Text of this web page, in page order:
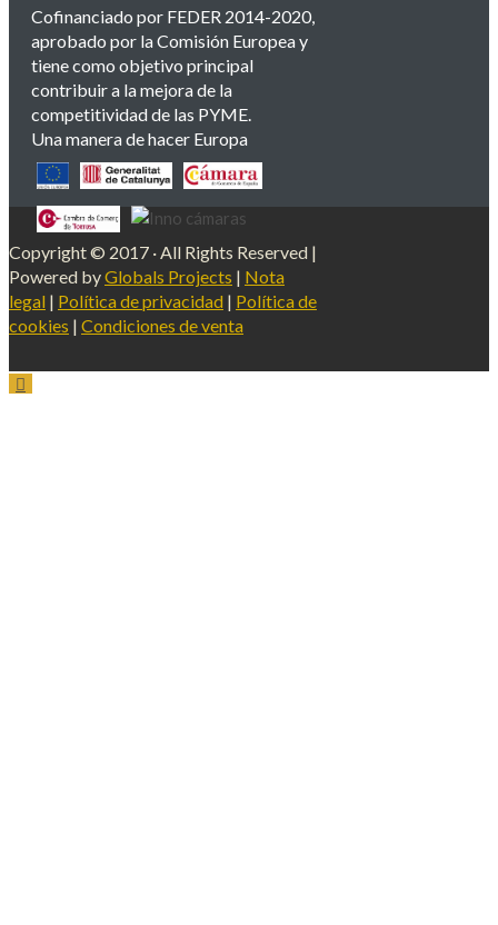
Cofinanciado por FEDER 2014-2020,
aprobado por la Comisión Europea y
tiene como objetivo principal
contribuir a la mejora de la
competitividad de las PYME.
Una manera de hacer Europa
Copyright © 2017 · All Rights Reserved |
Powered byGlobals Projects | Nota
legal | Política de privacidad | Política de
cookies | Condiciones de venta